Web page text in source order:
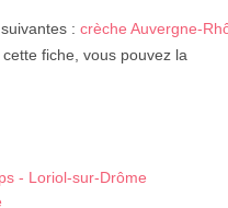
: crèche Auvergne-
fiche, vous pouvez la
- Loriol-sur-Drôme